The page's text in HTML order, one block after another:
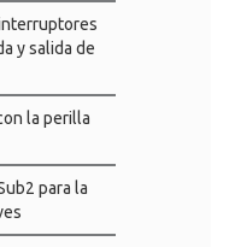
y salida de
la perilla
para la